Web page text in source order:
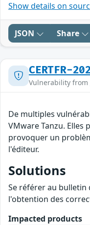
Show details on
JSON Share
CERTFR-
Vulnerability from
De multiples
VMware Tanzu.
provoquer un
l'éditeur.
Solutions
Se référer au
l'obtention des
Impacted products